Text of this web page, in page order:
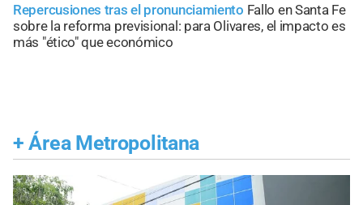
Repercusiones tras el pronunciamiento Fallo en Santa Fe
sobre la reforma previsional: para Olivares, el impacto es
más "ético" que económico
+ Área Metropolitana